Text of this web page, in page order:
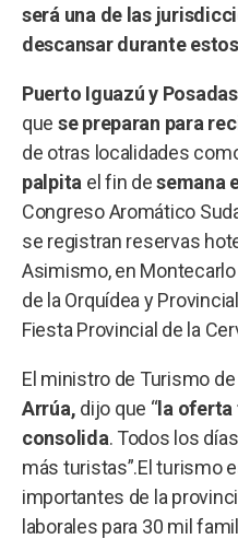
será una de las
descansar durante
Puerto Iguazú y Posadas
que se preparan para
de otras localidades
palpita el fin desemana
Congreso Aromático
se registran reservas
Asimismo, en Montecarlo
de la Orquídea y
Fiesta Provincial de la
El ministro de Turismo
Arrúa, dijo que “la oferta
consolida. Todos los
más turistas”.El turismo
importantes de la
laborales para 30 mil